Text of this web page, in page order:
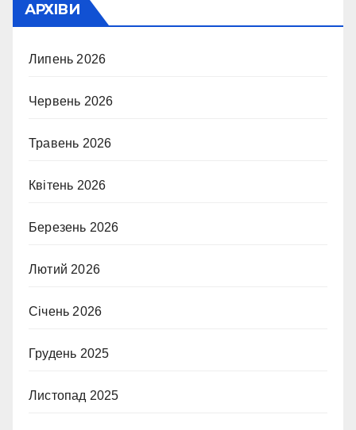
АРХІВИ
Липень 2026
Червень 2026
Травень 2026
Квітень 2026
Березень 2026
Лютий 2026
Січень 2026
Грудень 2025
Листопад 2025